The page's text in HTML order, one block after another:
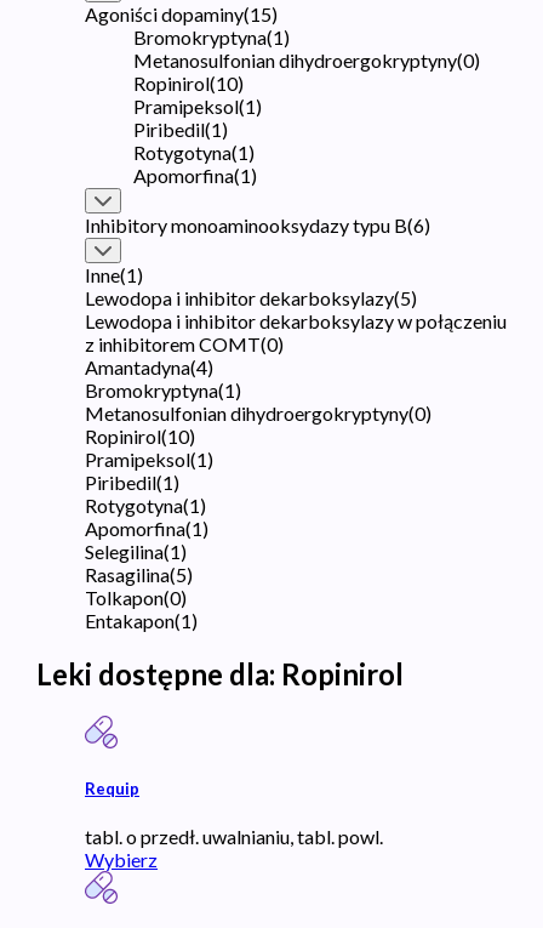
Agoniści dopaminy(15)
Bromokryptyna(1)
Metanosulfonian dihydroergokryptyny(0)
Ropinirol(10)
Pramipeksol(1)
Piribedil(1)
Rotygotyna(1)
Apomorfina(1)
Inhibitory monoaminooksydazy typu B(6)
Inne(1)
Lewodopa i inhibitor dekarboksylazy(5)
Lewodopa i inhibitor dekarboksylazy w połączeniu
z inhibitorem COMT(0)
Amantadyna(4)
Bromokryptyna(1)
Metanosulfonian dihydroergokryptyny(0)
Ropinirol(10)
Pramipeksol(1)
Piribedil(1)
Rotygotyna(1)
Apomorfina(1)
Selegilina(1)
Rasagilina(5)
Tolkapon(0)
Entakapon(1)
Leki dostępne dla: Ropinirol
Requip
tabl. o przedł. uwalnianiu, tabl. powl.
Wybierz